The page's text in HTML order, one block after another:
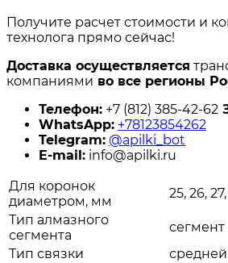
Получите расчет стоимости и
технолога прямо сейчас!
Доставка осуществляется
компаниями во все регионы
Телефон: +7 (812) 385-42-62
WhatsApp: +78123854262
Telegram: @apilki_bot
E-mail: info@apilki.ru
Для коронок
диаметром, мм
25, 26,
Тип алмазного
сегмента
сегмент
Тип связки